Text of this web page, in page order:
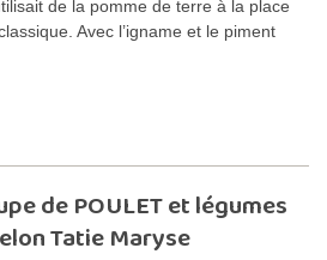
de la pomme de terre à la place
Avec l’igname et le piment
de POULET et légumes
Tatie Maryse